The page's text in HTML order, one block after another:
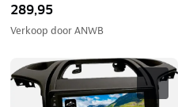
289,95
Verkoop doorANWB